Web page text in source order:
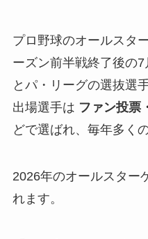
プロ野球のオールスタ
ーズン前半戦終了後の
とパ・リーグの選抜選
出場選手は ファン投票
どで選ばれ、毎年多く
2026年のオールスター
れます。